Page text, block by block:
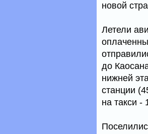
новой
Летели
до
нижней
станции
на такси -